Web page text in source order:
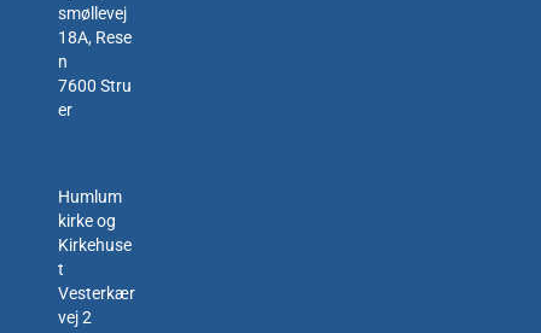
smøllevej
18A, Rese
n
7600 Stru
er
Humlum
kirke og
Kirkehuse
t
Vesterkær
vej 2